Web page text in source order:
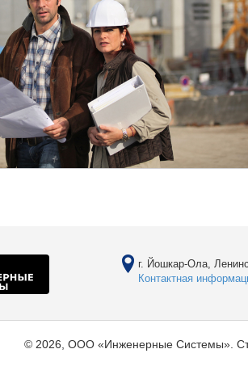
г. Йошкар-Ола,
Контактная
© 2026, ООО «Инженерные Системы».